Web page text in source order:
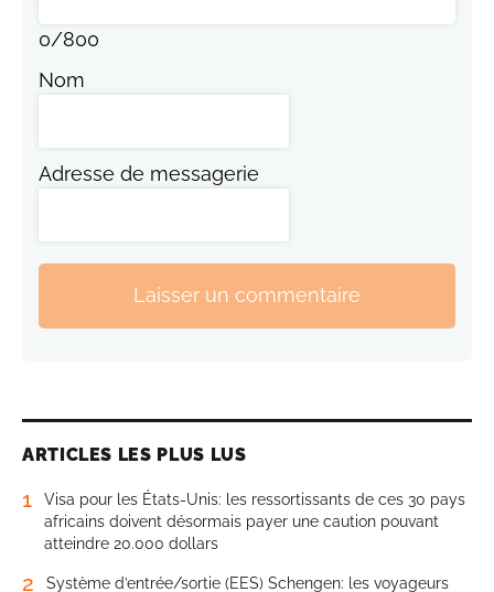
0/800
Nom
Adresse de messagerie
Laisser un commentaire
ARTICLES LES PLUS LUS
1
Visa pour les États-Unis: les ressortissants de ces 30 pays
africains doivent désormais payer une caution pouvant
atteindre 20.000 dollars
2
Système d’entrée/sortie (EES) Schengen: les voyageurs